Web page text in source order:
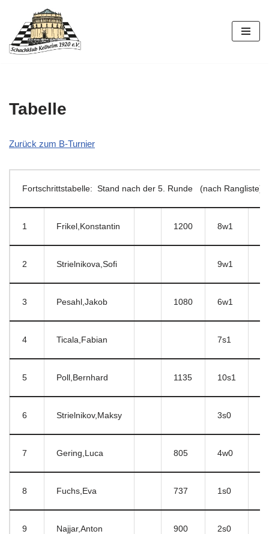
Zum
Inhalt
Tabelle
Zurück zum B-Turnier
Fortschrittstabelle: Stand nach der 5. Runde (nach Rangliste)
1 Frikel,Konstantin 1200 8w1
2 Strielnikova,Sofi 9w1
3 Pesahl,Jakob 1080 6w1
4 Ticala,Fabian 7s1
5 Poll,Bernhard 1135 10s1
6 Strielnikov,Maksy 3s0
7 Gering,Luca 805 4w0
8 Fuchs,Eva 737 1s0
9 Najjar,Anton 900 2s0